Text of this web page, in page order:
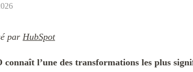
par HubSpot
connaît l’une des transformations les plus